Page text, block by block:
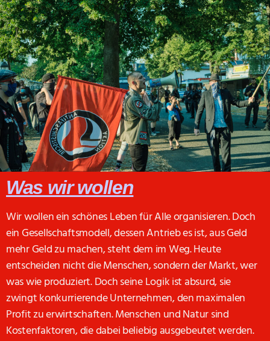
Was wir wollen
Wir wollen ein schönes Leben für Alle organisieren. Doch
ein Gesellschaftsmodell, dessen Antrieb es ist, aus Geld
mehr Geld zu machen, steht dem im Weg. Heute
entscheiden nicht die Menschen, sondern der Markt, wer
was wie produziert. Doch seine Logik ist absurd, sie
zwingt konkurrierende Unternehmen, den maximalen
Profit zu erwirtschaften. Menschen und Natur sind
Kostenfaktoren, die dabei beliebig ausgebeutet werden.